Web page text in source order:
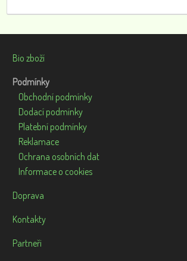
Bio zboží
Podmínky
Obchodní podmínky
Dodací podmínky
Platební podmínky
Reklamace
Ochrana osobních dat
Informace o cookies
Doprava
Kontakty
Partneři